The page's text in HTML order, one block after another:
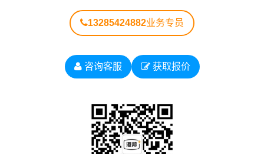
13285424882业务专员
咨询客服 获取报价